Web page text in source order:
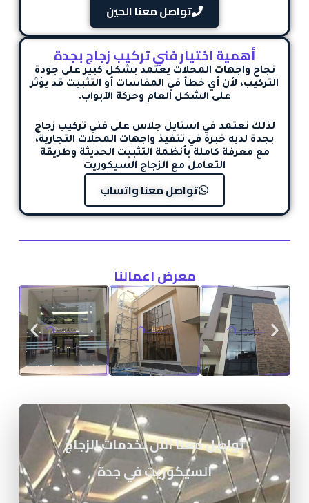
تواصل معنا الحين
أهمية اختيار فني تركيب زجاج بجدة
نجاح واجهات المحلات يعتمد بشكل كبير على جودة
التركيب، لأن أي خطأ في المقاسات أو التثبيت قد يؤثر
على الشكل العام وحركة الأبواب.
لذلك نعتمد في استايل جلاس على فني تركيب زجاج
بجدة لديه خبرة في تنفيذ واجهات المحلات التجارية،
مع معرفة كاملة بأنظمة التثبيت الحديثة وطريقة
التعامل مع الزجاج السيكوريت
تواصل معنا واتساب
معرض اعمالنا
تواصل معنا الآن لخدمات الزجاج
السيكوريت في جدة